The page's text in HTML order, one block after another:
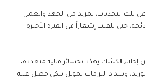
تلك التحديات، بمزيد من الجهد والعمل
حتى تلقيت إشعاراً في الفترة الأخيرة
إخلاء الكشك يهدّد بخسائر مالية متعددة،
وسداد التزامات تمويل بنكي حصل عليه